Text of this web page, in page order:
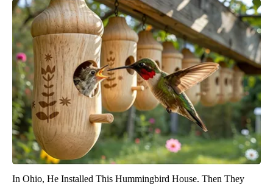
In Ohio, He Installed This Hummingbird House. Then They